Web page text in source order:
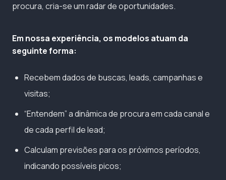
procura, cria-se um radar de oportunidades.
Em nossa experiência, os modelos atuam da
seguinte forma:
Recebem dados de buscas, leads, campanhas e
visitas;
“Entendem” a dinâmica de procura em cada canal e
de cada perfil de lead;
Calculam previsões para os próximos períodos,
indicando possíveis picos;